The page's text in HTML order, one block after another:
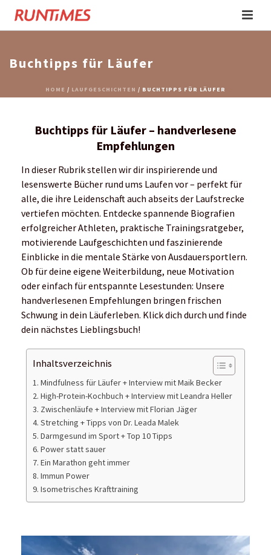
Buchtipps für Läufer
HOME / LAUFGESCHICHTEN / BUCHTIPPS FÜR LÄUFER
Buchtipps für Läufer – handverlesene
Empfehlungen
In dieser Rubrik stellen wir dir inspirierende und
lesenswerte Bücher rund ums Laufen vor – perfekt für
alle, die ihre Leidenschaft auch abseits der Laufstrecke
vertiefen möchten. Entdecke spannende Biografien
erfolgreicher Athleten, praktische Trainingsratgeber,
motivierende Laufgeschichten und faszinierende
Einblicke in die mentale Stärke von Ausdauersportlern.
Ob für deine eigene Weiterbildung, neue Motivation
oder einfach für entspannte Lesestunden: Unsere
handverlesenen Empfehlungen bringen frischen
Schwung in dein Läuferleben. Klick dich durch und finde
dein nächstes Lieblingsbuch!
Inhaltsverzeichnis
Mindfulness für Läufer + Interview mit Maik Becker
High-Protein-Kochbuch + Interview mit Leandra Heller
Zwischenläufe + Interview mit Florian Jäger
Stretching + Tipps von Dr. Leada Malek
Darmgesund im Sport + Top 10 Tipps
Power statt sauer
Ein Marathon geht immer
Immun Power
Isometrisches Krafttraining